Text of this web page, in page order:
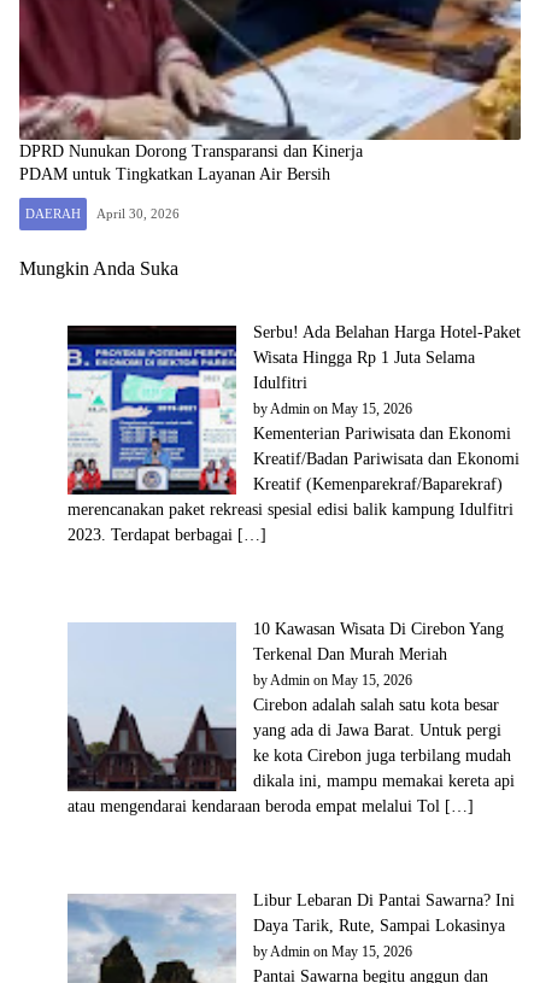
DPRD Nunukan Dorong Transparansi dan Kinerja
PDAM untuk Tingkatkan Layanan Air Bersih
DAERAH April 30, 2026
Mungkin Anda Suka
Serbu! Ada Belahan Harga Hotel-Paket
Wisata Hingga Rp 1 Juta Selama
Idulfitri
byAdmin on May 15, 2026
Kementerian Pariwisata dan Ekonomi
Kreatif/Badan Pariwisata dan Ekonomi
Kreatif (Kemenparekraf/Baparekraf)
merencanakan paket rekreasi spesial edisi balik kampung Idulfitri
2023. Terdapat berbagai […]
10 Kawasan Wisata Di Cirebon Yang
Terkenal Dan Murah Meriah
byAdmin on May 15, 2026
Cirebon adalah salah satu kota besar
yang ada di Jawa Barat. Untuk pergi
ke kota Cirebon juga terbilang mudah
dikala ini, mampu memakai kereta api
atau mengendarai kendaraan beroda empat melalui Tol […]
Libur Lebaran Di Pantai Sawarna? Ini
Daya Tarik, Rute, Sampai Lokasinya
byAdmin on May 15, 2026
Pantai Sawarna begitu anggun dan